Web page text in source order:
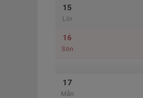
15
Lör
16
Sön
17
Mån